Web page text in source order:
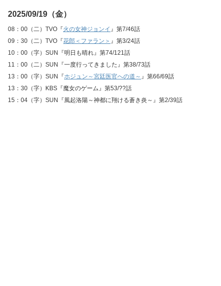
2025/09/19（金）
08：00（二）TVO『火の女神ジョンイ 』第7/46話
09：30（二）TVO『花郎＜ファラン＞ 』第3/24話
10：00（字）SUN『明日も晴れ』第74/121話
11：00（二）SUN『一度行ってきました』第38/73話
13：00（字）SUN『ホジュン～宮廷医官への道～ 』第66/69話
13：30（字）KBS『魔女のゲーム』第53/??話
15：04（字）SUN『風起洛陽～神都に翔ける蒼き炎～』第2/39話